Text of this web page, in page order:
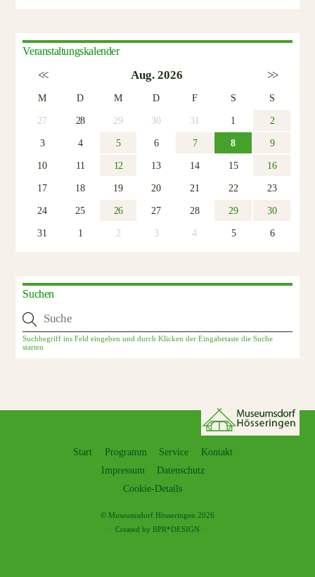
Veranstaltungskalender
<< Aug. 2026 >>
M D M D F S
S
27
28 29 30 31 1
2
3
4 5 6 7 8
9
10
11 12 13 14 15
16
17
18 19 20 21 22
23
24
25 26 27 28 29
30
31
1 2 3 4 5 6
Suchen
Start Programm Service
Kontakt
Impressum
Datenschutz
Cookie-Details
© Museumsdorf Hösseringen 2026
· Created by BPR*DESIGN ·